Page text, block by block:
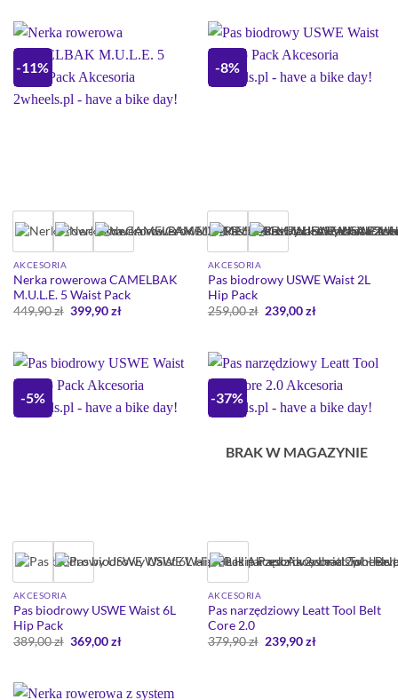
-11%
AKCESORIA
Nerka rowerowa CAMELBAK
M.U.L.E. 5 Waist Pack
449,90zł Pierwotna
cena
399,90złAktualna
-8%
AKCESORIA
Pas biodrowy USWE Waist 2L
Hip Pack
259,00zł Pierwotna
cena
239,00złAktualna
-5%
AKCESORIA
Pas biodrowy USWE Waist 6L
Hip Pack
389,00zł Pierwotna
cena
369,00złAktualna
-37%
BRAK W MAGAZYNIE
AKCESORIA
Pas narzędziowy Leatt Tool Belt
Core 2.0
379,90zł Pierwotna
cena
239,90złAktualna